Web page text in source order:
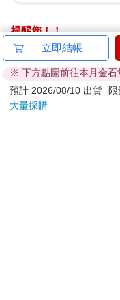
提醒您！！
金石堂及銀行均不會請
ATM提款機，請不要聽
退換貨須知：
**提醒您，鑑賞期不等
立即結帳
※ 下方點圖前往本月金石
預計 2026/08/10 出貨
大量採購